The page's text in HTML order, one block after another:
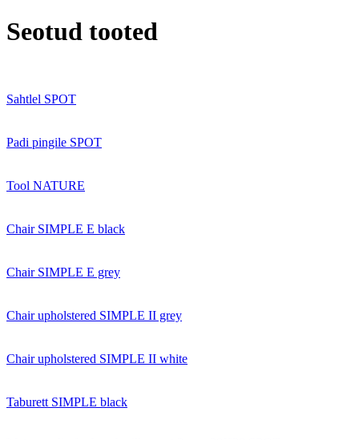
Seotud tooted
Sahtlel SPOT
Padi pingile SPOT
Tool NATURE
Chair SIMPLE E black
Chair SIMPLE E grey
Chair upholstered SIMPLE II grey
Chair upholstered SIMPLE II white
Taburett SIMPLE black